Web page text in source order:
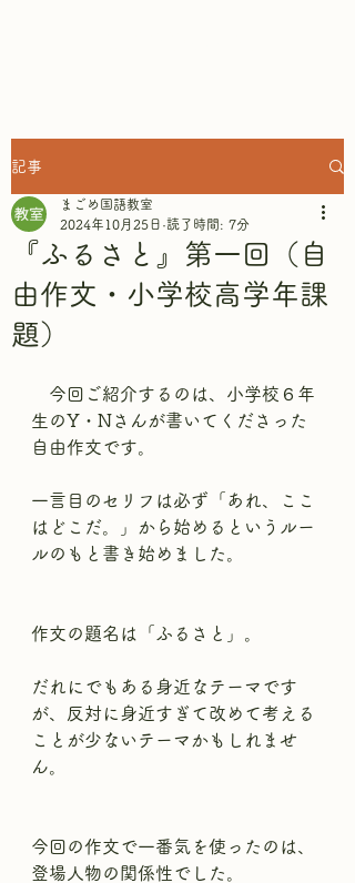
記事
『ふるさと』第一回（自
由作文・小学校高学年課
題）
まごめ国語教室
2024年10月25日 読了時間: 7分
今回ご紹介するのは、小学校６年
生のY・Nさんが書いてくださった
自由作文です。
一言目のセリフは必ず「あれ、ここ
はどこだ。」から始めるというルー
ルのもと書き始めました。
作文の題名は「ふるさと」。
だれにでもある身近なテーマです
が、反対に身近すぎて改めて考える
ことが少ないテーマかもしれませ
ん。
今回の作文で一番気を使ったのは、
登場人物の関係性でした。